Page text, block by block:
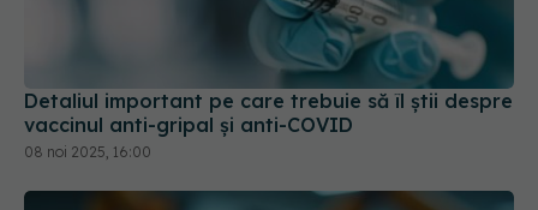
Detaliul important pe care trebuie să îl știi despre
vaccinul anti-gripal și anti-COVID
08 noi 2025, 16:00